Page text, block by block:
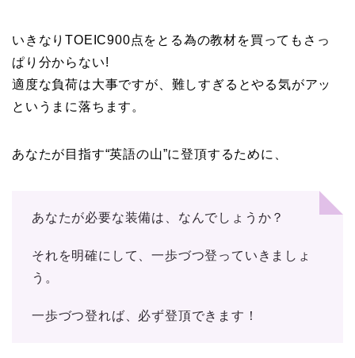
いきなりTOEIC900点をとる為の教材を買ってもさっ
ぱり分からない!
適度な負荷は大事ですが、難しすぎるとやる気がアッ
というまに落ちます。
あなたが目指す“英語の山”に登頂するために、
あなたが必要な装備は、なんでしょうか？
それを明確にして、一歩づつ登っていきましょ
う。
一歩づつ登れば、必ず登頂できます！